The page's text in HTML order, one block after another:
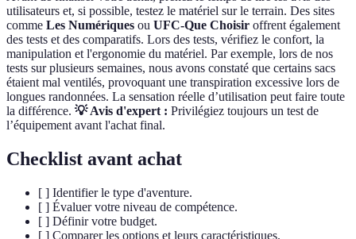
utilisateurs et, si possible, testez le matériel sur le terrain. Des sites
comme Les Numériques ou UFC-Que Choisir offrent également
des tests et des comparatifs. Lors des tests, vérifiez le confort, la
manipulation et l'ergonomie du matériel. Par exemple, lors de nos
tests sur plusieurs semaines, nous avons constaté que certains sacs
étaient mal ventilés, provoquant une transpiration excessive lors de
longues randonnées. La sensation réelle d’utilisation peut faire toute
la différence. 💡 Avis d'expert : Privilégiez toujours un test de
l’équipement avant l'achat final.
Checklist avant achat
[ ] Identifier le type d'aventure.
[ ] Évaluer votre niveau de compétence.
[ ] Définir votre budget.
[ ] Comparer les options et leurs caractéristiques.